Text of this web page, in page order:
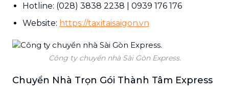
Hotline: (028) 3838 2238 | 0939 176 176
Website: https://taxitaisaigon.vn
Công ty chuyển nhà Sài Gòn Express.
Chuyển Nhà Trọn Gói Thành Tâm Express